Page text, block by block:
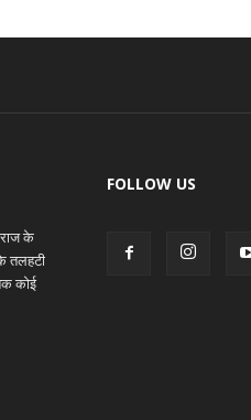
के
तलहटी
कोई
FOLLOW US